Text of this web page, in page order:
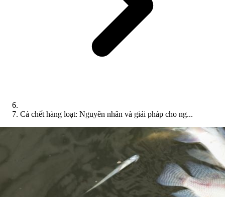
Cá chết hàng loạt: Nguyên nhân và giải pháp cho ng...